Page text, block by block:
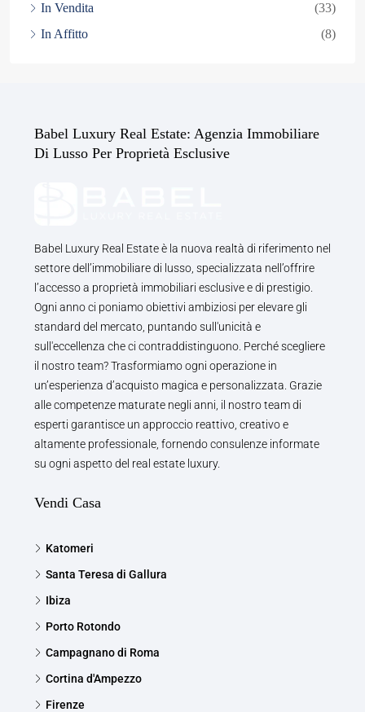
In Vendita
(33)
In Affitto
(8)
Babel Luxury Real Estate: Agenzia Immobiliare
Di Lusso Per Proprietà Esclusive
Babel Luxury Real Estate è la nuova realtà di riferimento nel
settore dell’immobiliare di lusso, specializzata nell’offrire
l’accesso a proprietà immobiliari esclusive e di prestigio.
Ogni anno ci poniamo obiettivi ambiziosi per elevare gli
standard del mercato, puntando sull'unicità e
sull'eccellenza che ci contraddistinguono. Perché scegliere
il nostro team? Trasformiamo ogni operazione in
un’esperienza d’acquisto magica e personalizzata. Grazie
alle competenze maturate negli anni, il nostro team di
esperti garantisce un approccio reattivo, creativo e
altamente professionale, fornendo consulenze informate
su ogni aspetto del real estate luxury.
Vendi Casa
Katomeri
Santa Teresa di Gallura
Ibiza
Porto Rotondo
Campagnano di Roma
Cortina d'Ampezzo
Firenze